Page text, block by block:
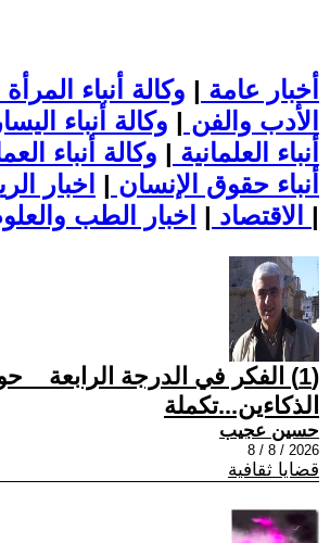
أخبار عامة | وكالة أنباء المرأة
الأدب والفن | وكالة أنباء
أنباء العلمانية | وكالة أنباء
أنباء حقوق الإنسان | اخبار
الاقتصاد | |
(1) الفكر في الدرجة الرابعة _
الذكاءين...تكملة
حسين عجيب
2026 / 8 / 8
قضايا ثقافية